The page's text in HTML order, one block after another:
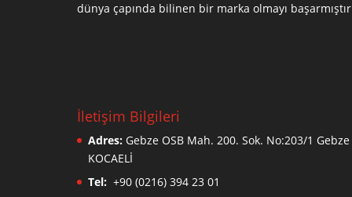
dünya çapında bilinen bir marka olmayı başarmıştır
İletişim Bilgileri
Adres: Gebze OSB Mah. 200. Sok. No:203/1
KOCAELİ
Tel: +90 (0216) 394 23 01